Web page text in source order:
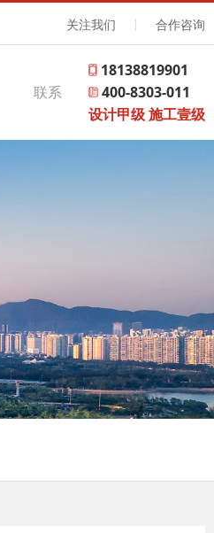
关注我们 合作咨询
18138819901
400-8303-011
设计甲级 施工壹级
联系